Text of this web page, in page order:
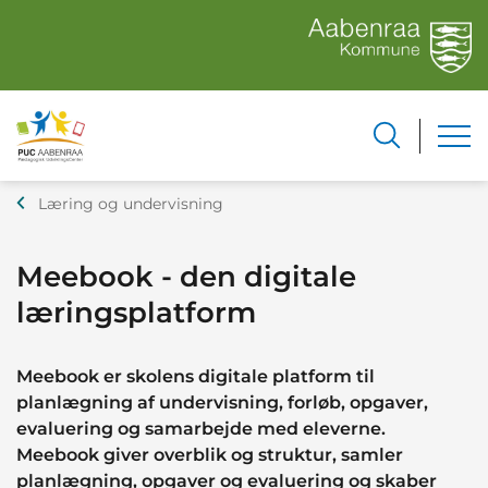
Læring og undervisning
Meebook - den digitale
læringsplatform
Meebook er skolens digitale platform til
planlægning af undervisning, forløb, opgaver,
evaluering og samarbejde med eleverne.
Meebook giver overblik og struktur, samler
planlægning, opgaver og evaluering og skaber